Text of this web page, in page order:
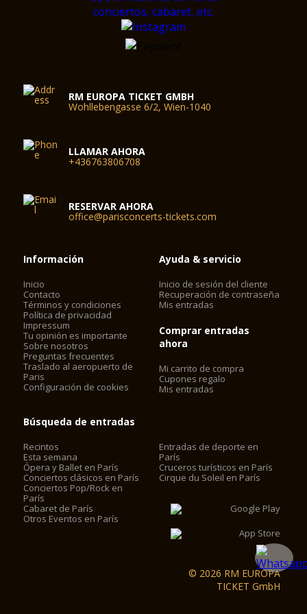
RM EUROPA TICKET GMBH
Wohllebengasse 6/2, Wien-1040
LLAMAR AHORA
+436763806708
RESERVAR AHORA
office@parisconcerts-tickets.com
Información
Inicio
Contacto
Términos y condiciones
Política de privacidad
Impressum
Tu opinión es importante
Sobre nosotros
Preguntas frecuentes
Traslado al aeropuerto de
Paris
Configuración de cookies
Ayuda & servicio
Inicio de sesión del cliente
Recuperación de contraseña
Mis entradas
Comprar entradas
ahora
Mi carrito de compra
Cupones regalo
Mis entradas
Búsqueda de entradas
Recintos
Esta semana
Ópera y Ballet en París
Conciertos clásicos en París
Conciertos Pop/Rock en
París
Cabaret de París
Otros Eventos en París
Entradas de deporte en
París
Cruceros turísticos en París
Cirque du Soleil en París
© 2026 RM EUROPA
TICKET GmbH